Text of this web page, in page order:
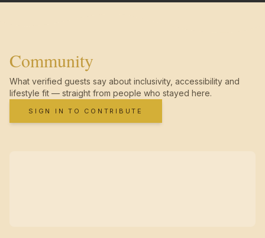
Community
What verified guests say about inclusivity, accessibility and
lifestyle fit — straight from people who stayed here.
SIGN IN TO CONTRIBUTE